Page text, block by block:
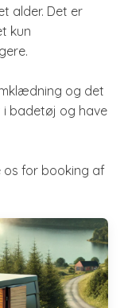
alder. Det er
kun
og det
badetøj og have
os for booking af